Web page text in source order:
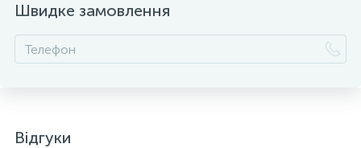
Швидке замовлення
Відгуки